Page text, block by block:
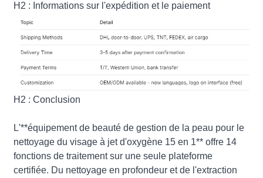
H2 : Informations sur l'expédition et le paiement
H2 : Conclusion
L'**équipement de beauté de gestion de la peau pour le
nettoyage du visage à jet d'oxygène 15 en 1** offre 14
fonctions de traitement sur une seule plateforme
certifiée. Du nettoyage en profondeur et de l'extraction